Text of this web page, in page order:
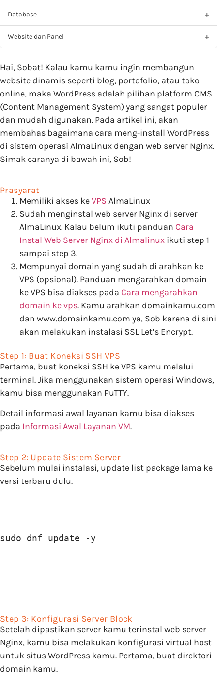
Database
Website dan Panel
Hai, Sobat! Kalau kamu kamu ingin membangun
website dinamis seperti blog, portofolio, atau toko
online, maka WordPress adalah pilihan platform CMS
(Content Management System) yang sangat populer
dan mudah digunakan. Pada artikel ini, akan
membahas bagaimana cara meng-install WordPress
di sistem operasi AlmaLinux dengan web server Nginx.
Simak caranya di bawah ini, Sob!
Prasyarat
Memiliki akses keVPS AlmaLinux
Sudah menginstal web server Nginx di server
AlmaLinux. Kalau belum ikuti panduan Cara
Instal Web Server Nginx di Almalinux ikuti step 1
sampai step 3.
Mempunyai domain yang sudah di arahkan ke
VPS (opsional). Panduan mengarahkan domain
ke VPS bisa diakses pada Cara mengarahkan
domain ke vps. Kamu arahkan domainkamu.com
dan www.domainkamu.com ya, Sob karena di sini
akan melakukan instalasi SSL Let’s Encrypt.
Step 1: Buat Koneksi SSH VPS
Pertama, buat koneksi SSH ke VPS kamu melalui
terminal. Jika menggunakan sistem operasi Windows,
kamu bisa menggunakan PuTTY.
Detail informasi awal layanan kamu bisa diakses
pada Informasi Awal Layanan VM.
Step 2: Update Sistem Server
Sebelum mulai instalasi, update list package lama ke
versi terbaru dulu.
sudo dnf update -y
Step 3: Konfigurasi Server Block
Setelah dipastikan server kamu terinstal web server
Nginx, kamu bisa melakukan konfigurasi virtual host
untuk situs WordPress kamu. Pertama, buat direktori
domain kamu.